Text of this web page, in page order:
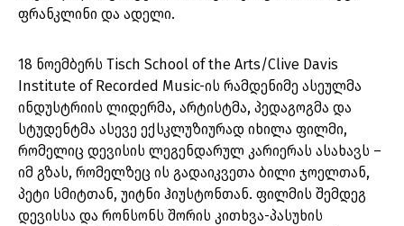
ფრანკლინი და ადელი.
18 ნოემბერს Tisch School of the Arts/Clive Davis
Institute of Recorded Music-ის რამდენიმე ასეულმა
ინდუსტრიის ლიდერმა, არტისტმა, პედაგოგმა და
სტუდენტმა ასევე ექსკლუზიურად იხილა ფილმი,
რომელიც დევისის ლეგენდარულ კარიერას ასახავს –
იმ გზას, რომელზეც ის გადაიკვეთა ბილი ჯოელთან,
პეტი სმიტთან, უიტნი ჰიუსტონთან. ფილმის შემდეგ
დევისსა და რონსონს შორის კითხვა-პასუხის